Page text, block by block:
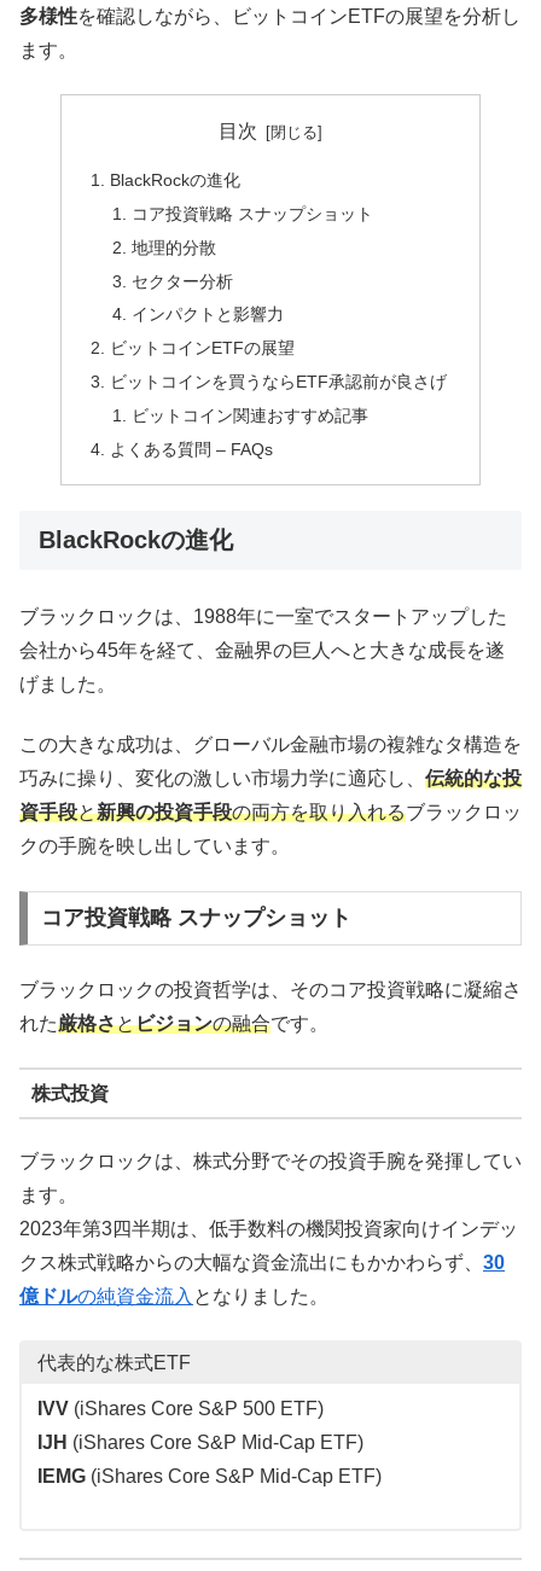
多様性を確認しながら、ビットコインETFの展望を分析し
ます。
目次
BlackRockの進化
コア投資戦略 スナップショット
地理的分散
セクター分析
インパクトと影響力
ビットコインETFの展望
ビットコインを買うならETF承認前が良さげ
ビットコイン関連おすすめ記事
よくある質問 – FAQs
BlackRockの進化
ブラックロックは、1988年に一室でスタートアップした
会社から45年を経て、金融界の巨人へと大きな成長を遂
げました。
この大きな成功は、グローバル金融市場の複雑なタ構造を
巧みに操り、変化の激しい市場力学に適応し、 伝統的な投
資手段と新興の投資手段の両方を取り入れるブラックロッ
クの手腕を映し出しています。
コア投資戦略 スナップショット
ブラックロックの投資哲学は、そのコア投資戦略に凝縮さ
れた厳格さとビジョンの融合です。
株式投資
ブラックロックは、株式分野でその投資手腕を発揮してい
ます。
2023年第3四半期は、低手数料の機関投資家向けインデッ
クス株式戦略からの大幅な資金流出にもかかわらず、 30
億ドルの純資金流入 となりました。
代表的な株式ETF
IVV(iShares Core S&P 500 ETF)
IJH (iShares Core S&P Mid-Cap ETF)
IEMG(iShares Core S&P Mid-Cap ETF)